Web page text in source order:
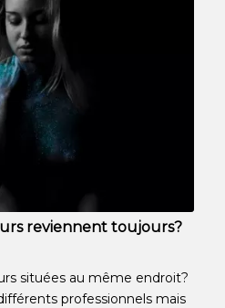
reviennent toujours?
situées au même endroit?
professionnels mais